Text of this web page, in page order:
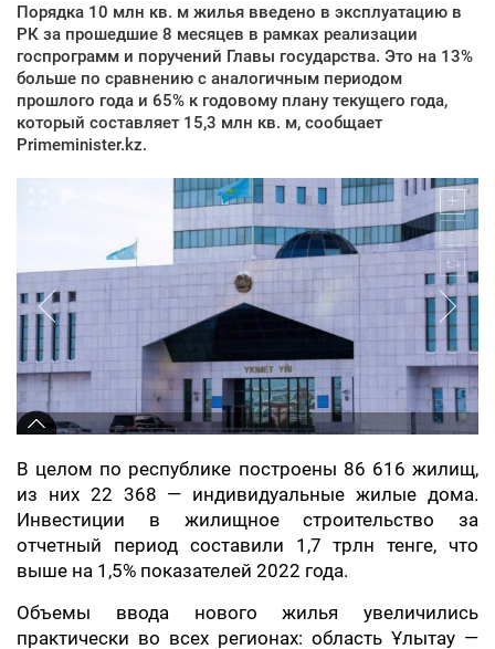
Порядка 10 млн кв. м жилья введено в эксплуатацию в
РК за прошедшие 8 месяцев в рамках реализации
госпрограмм и поручений Главы государства. Это на 13%
больше по сравнению с аналогичным периодом
прошлого года и 65% к годовому плану текущего года,
который составляет 15,3 млн кв. м, сообщает
Primeminister.kz.
В целом по республике построены 86 616 жилищ,
из них 22 368 — индивидуальные жилые дома.
Инвестиции в жилищное строительство за
отчетный период составили 1,7 трлн тенге, что
выше на 1,5% показателей 2022 года.
Объемы ввода нового жилья увеличились
практически во всех регионах: область Ұлытау —